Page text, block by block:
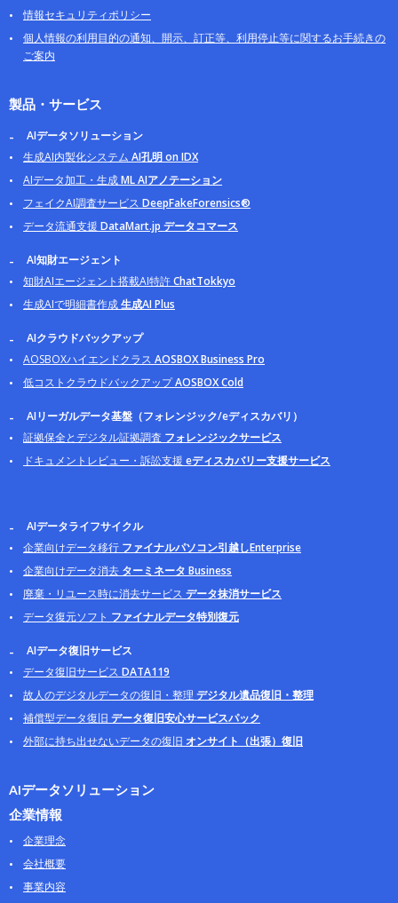
情報セキュリティポリシー
個人情報の利用目的の通知、開示、訂正等、利用停止等に関するお手続きの
ご案内
製品・サービス
AIデータソリューション
生成AI内製化システム AI孔明 on IDX
AIデータ加工・生成ML AIアノテーション
フェイクAI調査サービス DeepFakeForensics®
データ流通支援 DataMart.jp データコマース
AI知財エージェント
知財AIエージェント搭載AI特許ChatTokkyo
生成AIで明細書作成生成AI Plus
AIクラウドバックアップ
AOSBOXハイエンドクラス AOSBOX Business Pro
低コストクラウドバックアップAOSBOX Cold
AIリーガルデータ基盤（フォレンジック/eディスカバリ）
証拠保全とデジタル証拠調査 フォレンジックサービス
ドキュメントレビュー・訴訟支援 eディスカバリー支援サービス
AIデータライフサイクル
企業向けデータ移行 ファイナルパソコン引越しEnterprise
企業向けデータ消去 ターミネータ Business
廃棄・リユース時に消去サービス データ抹消サービス
データ復元ソフト ファイナルデータ特別復元
AIデータ復旧サービス
データ復旧サービス DATA119
故人のデジタルデータの復旧・整理 デジタル遺品復旧・整理
補償型データ復旧 データ復旧安心サービスパック
外部に持ち出せないデータの復旧 オンサイト（出張）復旧
AIデータソリューション
企業情報
企業理念
会社概要
事業内容